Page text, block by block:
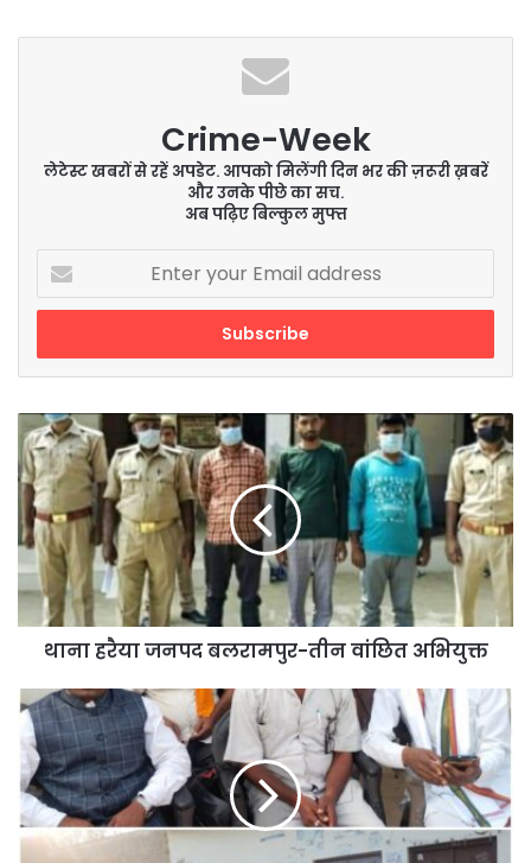
Crime-Week
लेटेस्ट खबरों से रहें अपडेट. आपको मिलेंगी दिन भर की ज़रूरी ख़बरें
और उनके पीछे का सच.
अब पढ़िए बिल्कुल मुफ्त
Enter
your
Email
थाना
हरैया
जनपद
बलरामपुर-
तीन
वांछित
अभियुक्त
थाना हरैया जनपद बलरामपुर-तीन वांछित अभियुक्त
राष्ट्रीय
किसान
पार्टी
की
बैठक
हुई
संपन्न